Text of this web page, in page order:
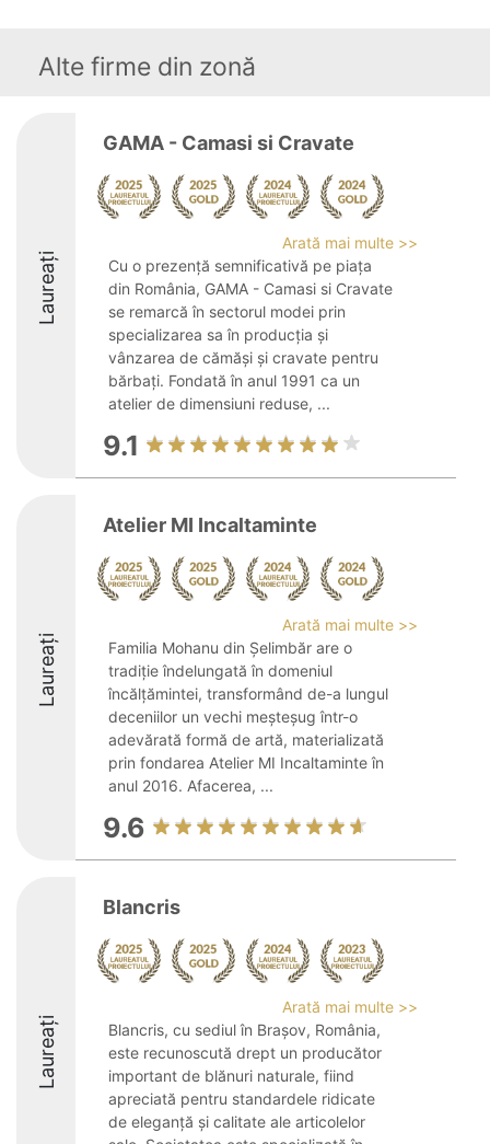
Alte firme din zonă
Laureați
GAMA - Camasi si Cravate
Arată mai multe >>
Cu o prezență semnificativă pe piața
din România, GAMA - Camasi si Cravate
se remarcă în sectorul modei prin
specializarea sa în producția și
vânzarea de cămăși și cravate pentru
bărbați. Fondată în anul 1991 ca un
atelier de dimensiuni reduse, ...
9.1
Laureați
Atelier MI Incaltaminte
Arată mai multe >>
Familia Mohanu din Șelimbăr are o
tradiție îndelungată în domeniul
încălțămintei, transformând de-a lungul
deceniilor un vechi meșteșug într-o
adevărată formă de artă, materializată
prin fondarea Atelier MI Incaltaminte în
anul 2016. Afacerea, ...
9.6
Laureați
Blancris
Arată mai multe >>
Blancris, cu sediul în Brașov, România,
este recunoscută drept un producător
important de blănuri naturale, fiind
apreciată pentru standardele ridicate
de eleganță și calitate ale articolelor